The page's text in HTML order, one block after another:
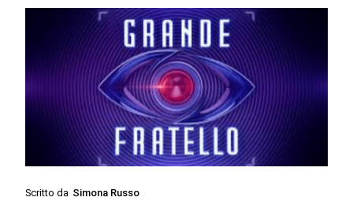
Scritto da Simona Russo